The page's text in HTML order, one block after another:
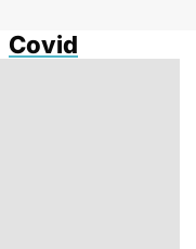
Covid